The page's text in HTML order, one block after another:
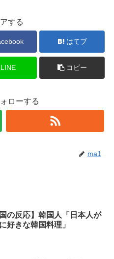
する
はてブ
LINE コピー
ローする
ma1
国の反応】韓国人「日本人が
好きな韓国料理」